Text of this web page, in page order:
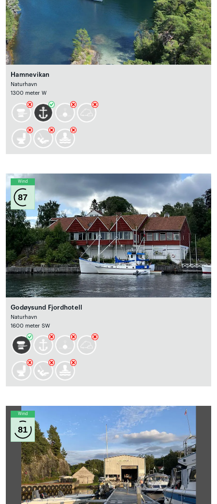
Hamnevikan
Naturhavn
1300 meter W
Wind
87
Godøysund Fjordhotell
Naturhavn
1600 meter SW
Wind
81